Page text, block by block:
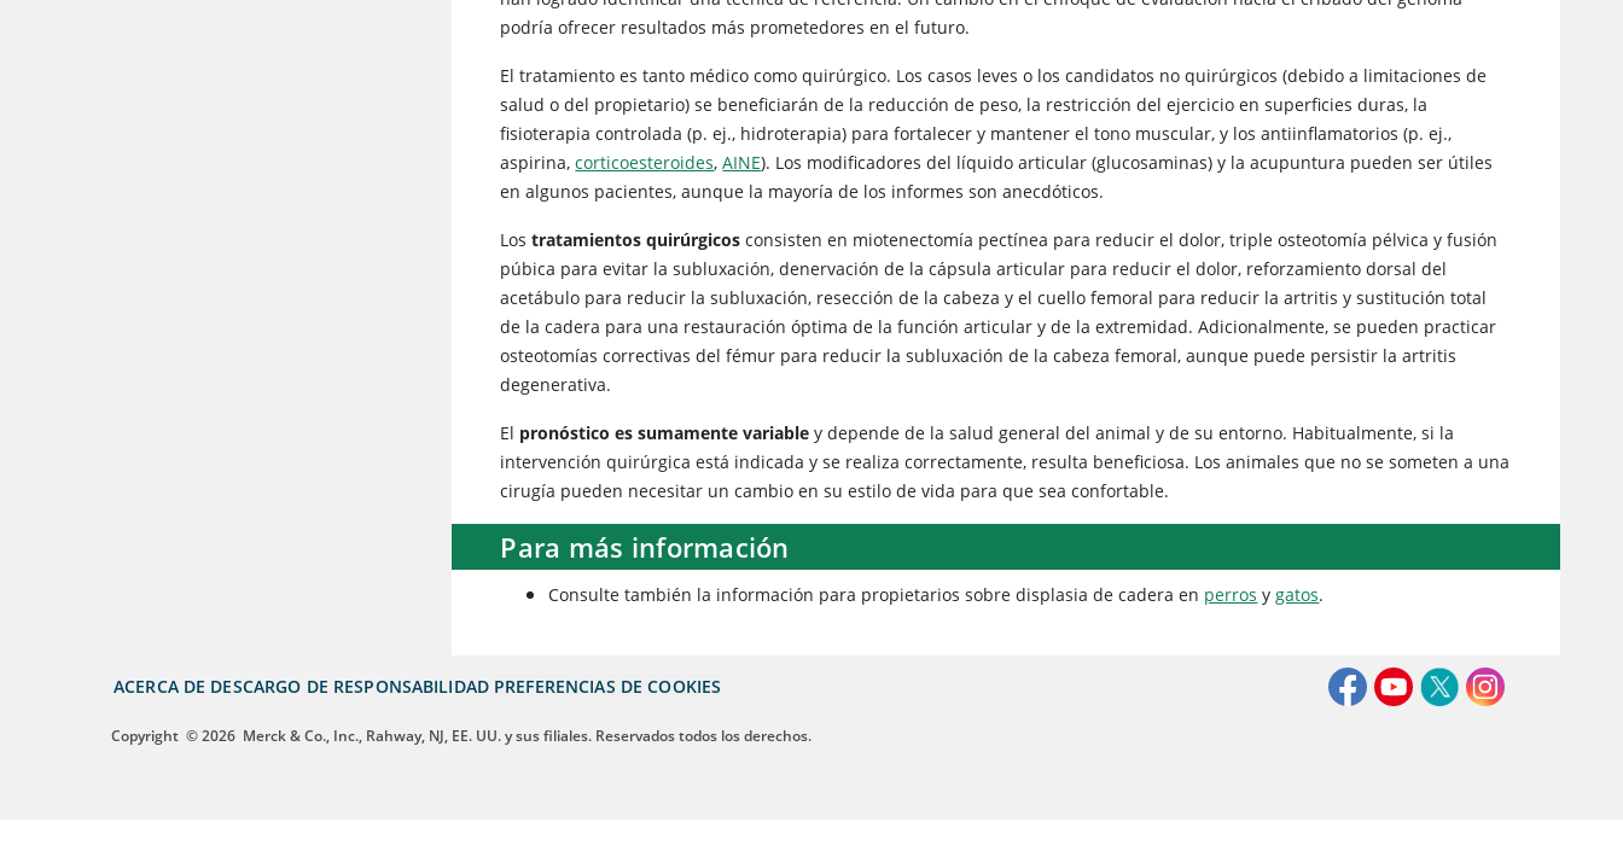
podría ofrecer resultados más prometedores en el futuro.
El tratamiento es tanto médico como quirúrgico. Los casos leves o los candidatos no quirúrgicos (debido a limitaciones de
salud o del propietario) se beneficiarán de la reducción de peso, la restricción del ejercicio en superficies duras, la
fisioterapia controlada (p. ej., hidroterapia) para fortalecer y mantener el tono muscular, y los antiinflamatorios (p. ej.,
aspirina,corticoesteroides,AINE). Los modificadores del líquido articular (glucosaminas) y la acupuntura pueden ser útiles
en algunos pacientes, aunque la mayoría de los informes son anecdóticos.
Lostratamientos quirúrgicos consisten en miotenectomía pectínea para reducir el dolor, triple osteotomía pélvica y fusión
púbica para evitar la subluxación, denervación de la cápsula articular para reducir el dolor, reforzamiento dorsal del
acetábulo para reducir la subluxación, resección de la cabeza y el cuello femoral para reducir la artritis y sustitución total
de la cadera para una restauración óptima de la función articular y de la extremidad. Adicionalmente, se pueden practicar
osteotomías correctivas del fémur para reducir la subluxación de la cabeza femoral, aunque puede persistir la artritis
degenerativa.
El pronóstico es sumamente variable y depende de la salud general del animal y de su entorno. Habitualmente, si la
intervención quirúrgica está indicada y se realiza correctamente, resulta beneficiosa. Los animales que no se someten a una
cirugía pueden necesitar un cambio en su estilo de vida para que sea confortable.
Para más información
Consulte también la información para propietarios sobre displasia de cadera en perros ygatos.
ACERCA DE DESCARGO DE RESPONSABILIDAD PREFERENCIAS DE COOKIES
Copyright © 2026 Merck & Co., Inc., Rahway, NJ, EE. UU. y sus filiales. Reservados todos los derechos.